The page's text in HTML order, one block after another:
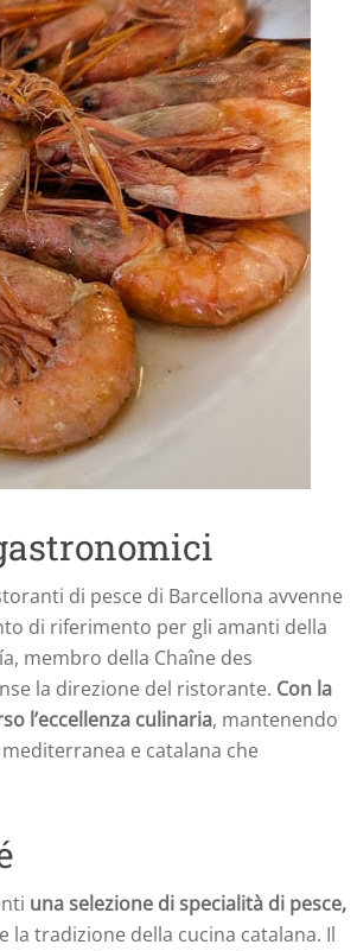
di pesce di Barcellona avvenne
di riferimento per gli amanti della
membro della Chaîne des
la direzione del ristorante. Con la
l’eccellenza culinaria, mantenendo
e catalana che
una selezione di specialità di pesce,
la tradizione della cucina catalana. Il